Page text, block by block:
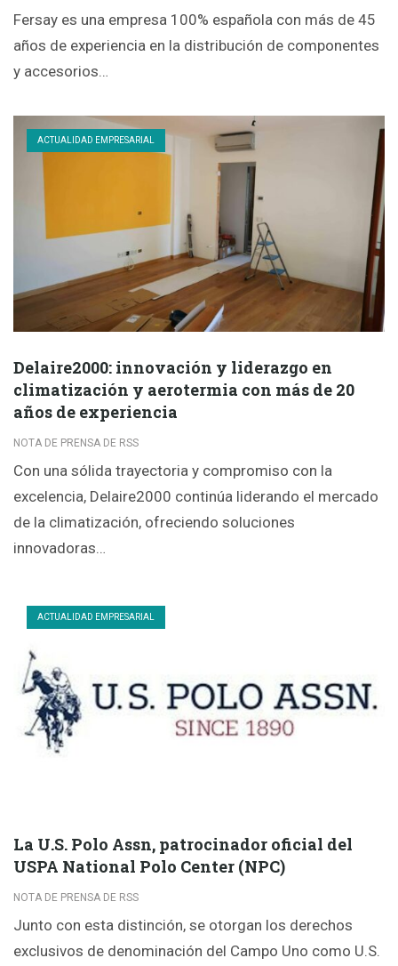
Fersay es una empresa 100% española con más de 45
años de experiencia en la distribución de componentes
y accesorios…
ACTUALIDAD EMPRESARIAL
Delaire2000: innovación y liderazgo en
climatización y aerotermia con más de 20
años de experiencia
NOTA DE PRENSA DE RSS
Con una sólida trayectoria y compromiso con la
excelencia, Delaire2000 continúa liderando el mercado
de la climatización, ofreciendo soluciones
innovadoras…
ACTUALIDAD EMPRESARIAL
La U.S. Polo Assn, patrocinador oficial del
USPA National Polo Center (NPC)
NOTA DE PRENSA DE RSS
Junto con esta distinción, se otorgan los derechos
exclusivos de denominación del Campo Uno como U.S.